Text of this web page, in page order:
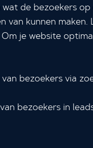
de bezoekers
van kunnen
je website
bezoekers via
bezoekers in